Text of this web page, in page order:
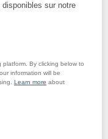
sur notre
platform. By clicking below to
information will be
Learn more about